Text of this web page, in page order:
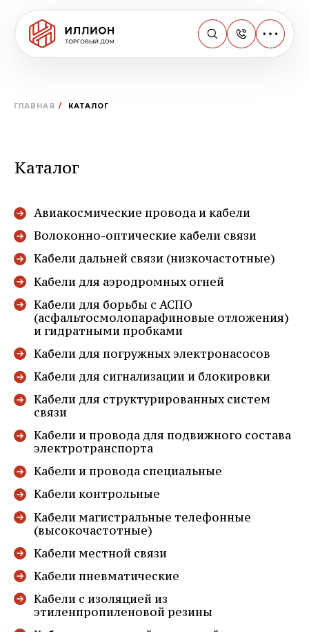
ГЛАВНАЯ / КАТАЛОГ
Авиакосмические провода и кабели
Волоконно-оптические кабели связи
Кабели дальней связи (низкочастотные)
Кабели для аэродромных огней
Кабели для борьбы с АСПО
(асфальтосмолопарафиновые отложения)
и гидратными пробками
Кабели для погружных электронасосов
Кабели для сигнализации и блокировки
Кабели для структурированных систем
связи
Кабели и провода для подвижного состава
электротранспорта
Кабели и провода специальные
Кабели контрольные
Кабели магистральные телефонные
(высокочастотные)
Кабели местной связи
Кабели пневматические
Кабели с изоляцией из
этиленпропиленовой резины